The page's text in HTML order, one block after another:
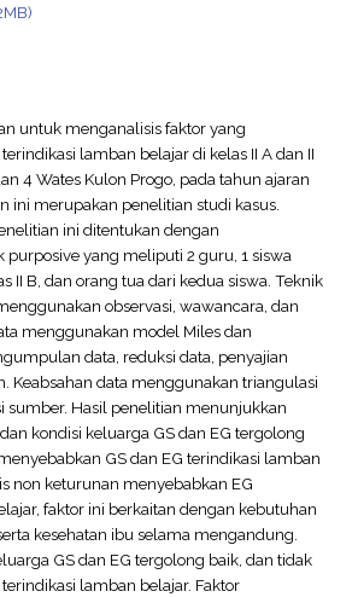
untuk menganalisis faktor yang
lamban belajar di kelas II A dan II
4 Wates Kulon Progo, pada tahun ajaran
ini merupakan penelitian studi kasus.
ini ditentukan dengan
yang meliputi 2 guru, 1 siswa
II B, dan orang tua dari kedua siswa. Teknik
observasi, wawancara, dan
menggunakan model Miles dan
data, reduksi data, penyajian
Keabsahan data menggunakan triangulasi
sumber. Hasil penelitian menunjukkan
kondisi keluarga GS dan EG tergolong
GS dan EG terindikasi lamban
non keturunan menyebabkan EG
faktor ini berkaitan dengan kebutuhan
kesehatan ibu selama mengandung.
GS dan EG tergolong baik, dan tidak
lamban belajar. Faktor